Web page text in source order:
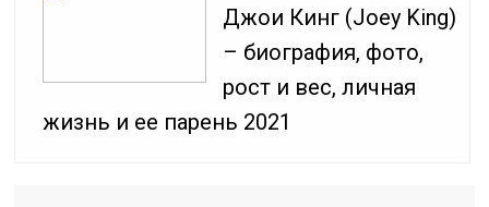
Джои Кинг (Joey King)
– биография, фото,
рост и вес, личная
жизнь и ее парень 2021